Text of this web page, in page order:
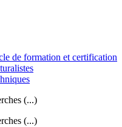
de formation et certification
(...)
(...)